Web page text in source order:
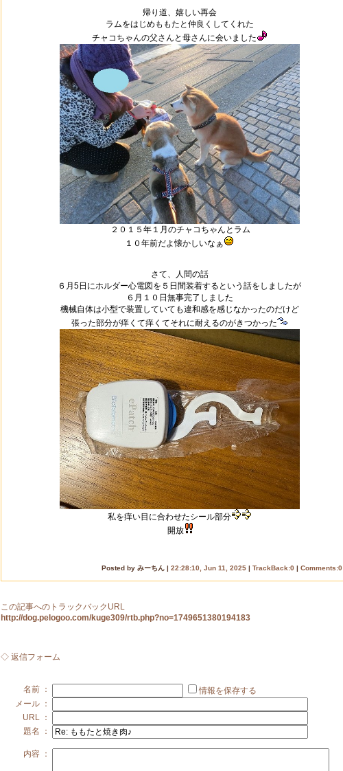
帰り道、嬉しい再会
ラムをはじめももたと仲良くしてくれた
チャコちゃんの父さんと母さんに会いました
２０１５年１月のチャコちゃんとラム
１０年前だよ懐かしいなぁ
さて、人間の話
６月5日にホルダー心電図を５日間装着するという話をしましたが
６月１０日無事完了しました
機械自体は小型で装置していても違和感を感じなかったのだけど
張った部分が痒くて痒くてそれに耐えるのがきつかった
私を痒い目に合わせたシール部分
開放
Posted by みーちん | 22:28:10, Jun 11, 2025 | TrackBack:0 | Comments:0
この記事へのトラックバックURL
http://dog.pelogoo.com/kuge309/rtb.php?no=1749651380194183
◇ 返信フォーム
名前 ：
情報を保存する
メール ：
URL ：
題名 ：
内容 ：